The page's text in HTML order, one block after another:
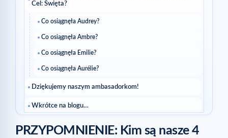
Cel: Święta?
Co osiągnęła Audrey?
Co osiągnęła Ambre?
Co osiągnęła Emilie?
Co osiągnęła Aurélie?
Dziękujemy naszym ambasadorkom!
Wkrótce na blogu…
PRZYPOMNIENIE: Kim są nasze 4